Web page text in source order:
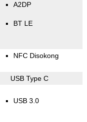
A2DP
BT LE
NFC Disokong
USB Type C
USB 3.0